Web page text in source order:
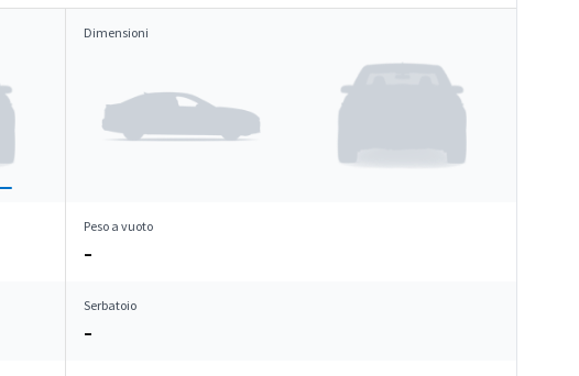
Dimensioni
Peso a vuoto
–
Serbatoio
–